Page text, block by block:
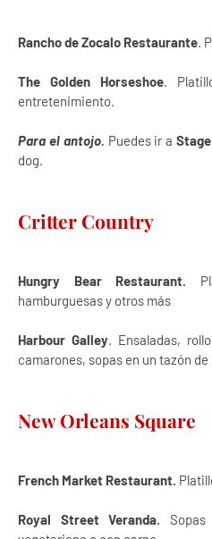
Rancho de Zocalo Restaurante.
The Golden Horseshoe.
entretenimiento.
Para el antojo. Puedes ir a
dog.
Critter Country
Hungry Bear Restaurant.
hamburguesas y otros más
Harbour Galley. Ensaladas,
camarones, sopas en un tazón
New Orleans Square
French Market Restaurant.
Royal Street Veranda.